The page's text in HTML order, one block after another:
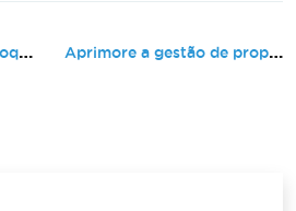
Otimize a gestão de estoque do armazém com rastreamento automatizado de código de barras. Aprimore a gestão de propriedades ...